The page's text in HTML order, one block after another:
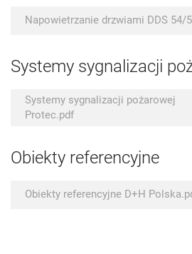
Napowietrzanie drzwiami DDS 54/
Systemy sygnalizacji
Systemy sygnalizacji pożarowej
Protec.pdf
Obiekty referencyjne
Obiekty referencyjne D+H